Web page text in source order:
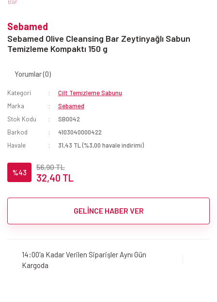
Sebamed
Sebamed Olive Cleansing Bar Zeytinyağlı Sabun
Temizleme Kompaktı 150 g
Yorumlar (0)
Kategori
Cilt Temizleme Sabunu
Marka
Sebamed
Stok Kodu
SB0042
Barkod
4103040000422
Havale
31,43 TL (%3,00 havale indirimi)
%43
56,90 TL
32,40 TL
GELİNCE HABER VER
14:00'a Kadar Verilen Siparişler Aynı Gün
Kargoda